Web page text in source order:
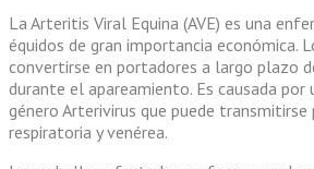
La Arteritis Viral Equina (AVE) es una
équidos de gran importancia económica.
convertirse en portadores a largo plazo
durante el apareamiento. Es causada por
género Arterivirus que puede
respiratoria y venérea.